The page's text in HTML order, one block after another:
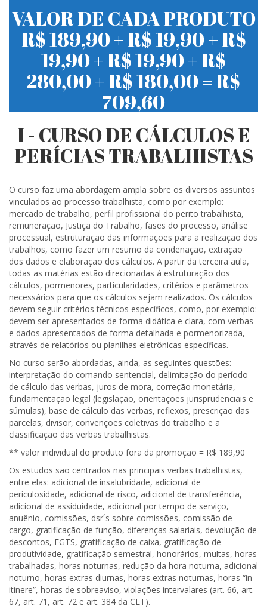
VALOR DE CADA PRODUTO
R$ 189,90 + R$ 19,90 + R$
19,90 + R$ 19,90 + R$
280,00 + R$ 180,00 = R$
709,60
I - CURSO DE CÁLCULOS E
PERÍCIAS TRABALHISTAS
O curso faz uma abordagem ampla sobre os diversos assuntos
vinculados ao processo trabalhista, como por exemplo:
mercado de trabalho, perfil profissional do perito trabalhista,
remuneração, Justiça do Trabalho, fases do processo, análise
processual, estruturação das informações para a realização dos
trabalhos, como fazer um resumo da condenação, extração
dos dados e elaboração dos cálculos. A partir da terceira aula,
todas as matérias estão direcionadas à estruturação dos
cálculos, pormenores, particularidades, critérios e parâmetros
necessários para que os cálculos sejam realizados. Os cálculos
devem seguir critérios técnicos específicos, como, por exemplo:
devem ser apresentados de forma didática e clara, com verbas
e dados apresentados de forma detalhada e pormenorizada,
através de relatórios ou planilhas eletrônicas específicas.
No curso serão abordadas, ainda, as seguintes questões:
interpretação do comando sentencial, delimitação do período
de cálculo das verbas, juros de mora, correção monetária,
fundamentação legal (legislação, orientações jurisprudenciais e
súmulas), base de cálculo das verbas, reflexos, prescrição das
parcelas, divisor, convenções coletivas do trabalho e a
classificação das verbas trabalhistas.
** valor individual do produto fora da promoção = R$ 189,90
Os estudos são centrados nas principais verbas trabalhistas,
entre elas: adicional de insalubridade, adicional de
periculosidade, adicional de risco, adicional de transferência,
adicional de assiduidade, adicional por tempo de serviço,
anuênio, comissões, dsr´s sobre comissões, comissão de
cargo, gratificação de função, diferenças salariais, devolução de
descontos, FGTS, gratificação de caixa, gratificação de
produtividade, gratificação semestral, honorários, multas, horas
trabalhadas, horas noturnas, redução da hora noturna, adicional
noturno, horas extras diurnas, horas extras noturnas, horas “in
itinere”, horas de sobreaviso, violações intervalares (art. 66, art.
67, art. 71, art. 72 e art. 384 da CLT).